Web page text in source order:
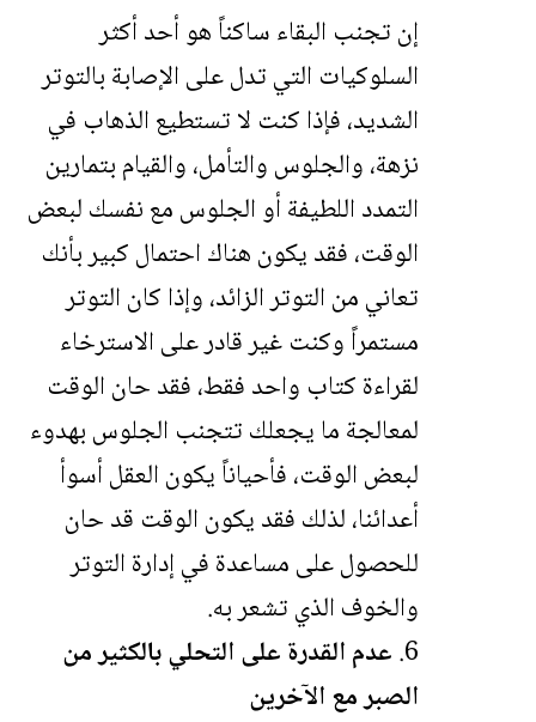
إن تجنب البقاء ساكناً هو أحد أكثر
السلوكيات التي تدل على الإصابة بالتوتر
الشديد، فإذا كنت لا تستطيع الذهاب في
نزهة، والجلوس والتأمل، والقيام بتمارين
التمدد اللطيفة أو الجلوس مع نفسك لبعض
الوقت، فقد يكون هناك احتمال كبير بأنك
تعاني من التوتر الزائد، وإذا كان التوتر
مستمراً وكنت غير قادر على الاسترخاء
لقراءة كتاب واحد فقط، فقد حان الوقت
لمعالجة ما يجعلك تتجنب الجلوس بهدوء
لبعض الوقت، فأحياناً يكون العقل أسوأ
أعدائنا، لذلك فقد يكون الوقت قد حان
للحصول على مساعدة في إدارة التوتر
والخوف الذي تشعر به.
عدم القدرة على التحلي بالكثير من
الصبر مع الآخرين